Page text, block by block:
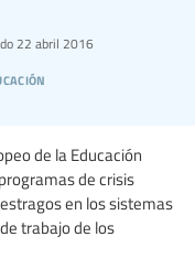
22 abril 2016
de la Educación
de crisis
en los sistemas
trabajo de los